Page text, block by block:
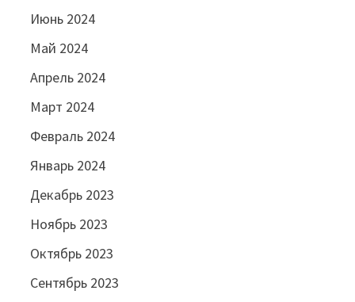
Июнь 2024
Май 2024
Апрель 2024
Март 2024
Февраль 2024
Январь 2024
Декабрь 2023
Ноябрь 2023
Октябрь 2023
Сентябрь 2023